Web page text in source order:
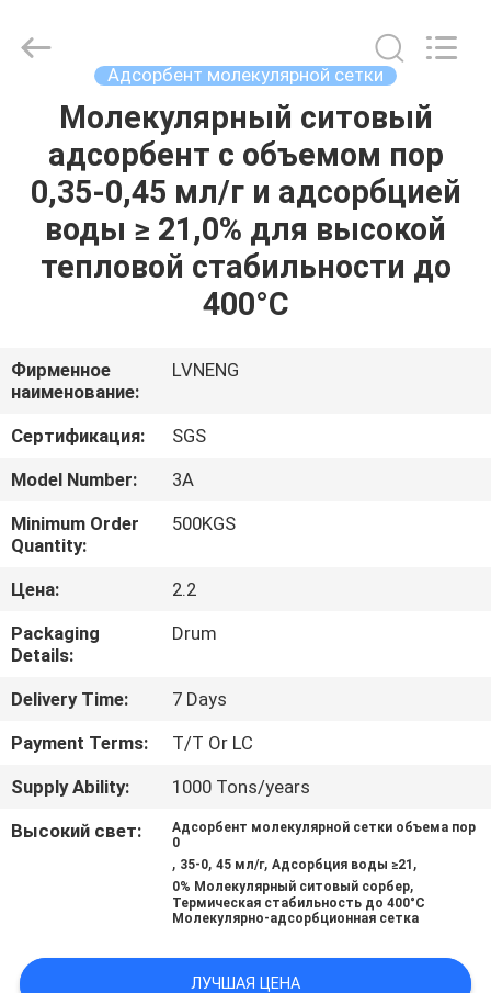
ДОМОЙ
ПРОДУКЦИЯ
ВИДЕО
ШОУ
О
НАС
ЭКСКУРСИЯ
ПО
ЗАВОДУ
КОНТРОЛЬ
СВЯЖИТЕСЬ
С
Technology
Co.,Ltd..
Адсорбент молекулярной сетки
Молекулярный ситовый
адсорбент с объемом пор
0,35-0,45 мл/г и адсорбцией
воды ≥ 21,0% для высокой
тепловой стабильности до
400°C
Фирменное
наименование:
LVNENG
Сертификация:
SGS
Model Number:
3A
Minimum Order
Quantity:
500KGS
Цена:
2.2
Packaging
Details:
Drum
Delivery Time:
7 Days
Payment Terms:
T/T Or LC
Supply Ability:
1000 Tons/years
Высокий свет:
Адсорбент молекулярной сетки объема пор
0
, 35-0,45 мл/г,Адсорбция воды ≥21 ,
0% Молекулярный ситовый сорбер,
Термическая стабильность до 400°C
Молекулярно-адсорбционная сетка
ЛУЧШАЯ ЦЕНА